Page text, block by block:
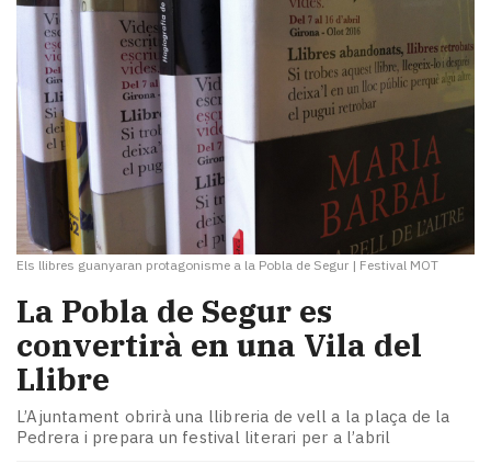
Els llibres guanyaran protagonisme a la Pobla de Segur | Festival MOT
La Pobla de Segur es
convertirà en una Vila del
Llibre
L’Ajuntament obrirà una llibreria de vell a la plaça de la
Pedrera i prepara un festival literari per a l’abril